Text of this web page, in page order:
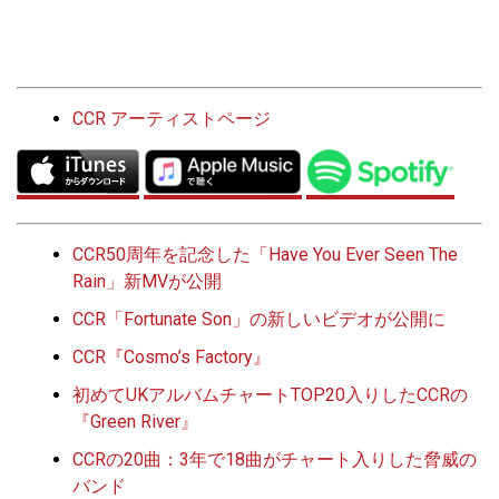
CCR アーティストページ
CCR50周年を記念した「Have You Ever Seen The
Rain」新MVが公開
CCR「Fortunate Son」の新しいビデオが公開に
CCR『Cosmo’s Factory』
初めてUKアルバムチャートTOP20入りしたCCRの
『Green River』
CCRの20曲：3年で18曲がチャート入りした脅威の
バンド